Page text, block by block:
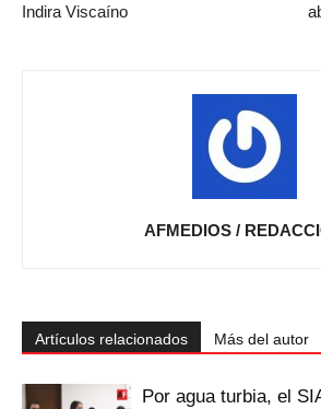
Indira Viscaíno
AFMEDIOS /
Artículos relacionados Más del autor
Por agua turbia, el